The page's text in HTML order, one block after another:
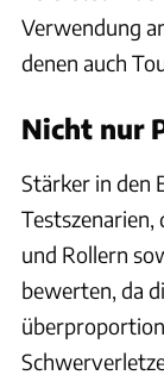
Verwendung
denen auch
Nicht nur
Stärker in den
und Rollern
bewerten, da